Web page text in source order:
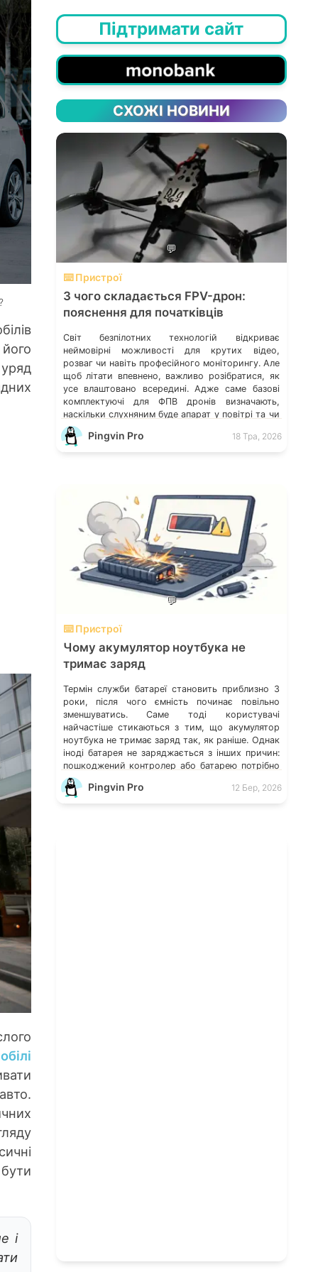
і
Підтримати сайт
СХОЖІ НОВИНИ
💬
⌨️ Пристрої
З чого складається FPV-дрон:
пояснення для початківців
Світ безпілотних технологій відкриває
неймовірні можливості для крутих відео,
розваг чи навіть професійного моніторингу. Але
щоб літати впевнено, важливо розібратися, як
усе влаштовано всередині. Адже саме базові
комплектуючі для ФПВ дронів визначають,
наскільки слухняним буде апарат у повітрі та чи
не зникне сигнал у найвідповідальніший момент.
Технічна грамотність – це не просто теорія, а
Pingvin Pro 18 Тра, 2026
💬
⌨️ Пристрої
Чому акумулятор ноутбука не
тримає заряд
Термін служби батареї становить приблизно 3
роки, після чого ємність починає повільно
зменшуватись. Саме тоді користувачі
найчастіше стикаються з тим, що акумулятор
ноутбука не тримає заряд так, як раніше. Однак
іноді батарея не заряджається з інших причин:
пошкоджений контролер або батарею потрібно
замінити. У цій публікації ми детально
розглянемо всі можливі причини того, чому
Pingvin Pro 12 Бер, 2026